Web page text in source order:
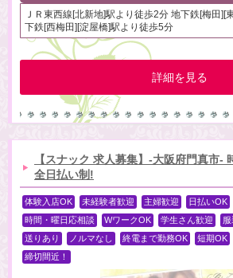
ＪＲ東西線[北新地]駅より徒歩2分 地下鉄[梅田][
下鉄[西梅田][淀屋橋]駅より徒歩5分
詳細を見る
【スナック 求人募集】-大阪府門真市-
全日払い制!
体験入店OK 未経験者歓迎 主婦歓迎 日払いOK
時間・曜日応相談
WワークOK 学生さん歓迎
送りあり
ノルマなし 終電まで勤務OK 短期OK
締切間近！